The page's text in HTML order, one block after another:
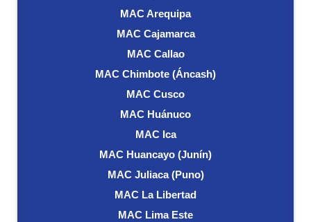
MAC Arequipa
MAC Cajamarca
MAC Callao
MAC Chimbote (Áncash)
MAC Cusco
MAC Huánuco
MAC Ica
MAC Huancayo (Junín)
MAC Juliaca (Puno)
MAC La Libertad
MAC Lima Este